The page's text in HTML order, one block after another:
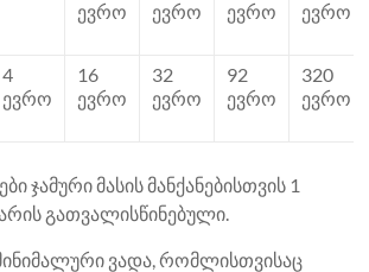
ევრო
ევრო
ევრო
ევრო
4
ევრო
16
ევრო
32
ევრო
92
ევრო
320
ევრო
ჯამური მასის მანქანებისთვის 1
გათვალისწინებული.
ვადა, რომლისთვისაც